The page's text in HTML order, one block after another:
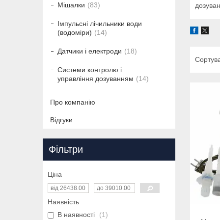
Мішалки 83
Імпульсні лічильники води
(водоміри)
14
Датчики і електроди 18
Системи контролю і
управління дозуванням
14
Про компанію
Відгуки
Фільтри
Ціна
Наявність
В наявності
1